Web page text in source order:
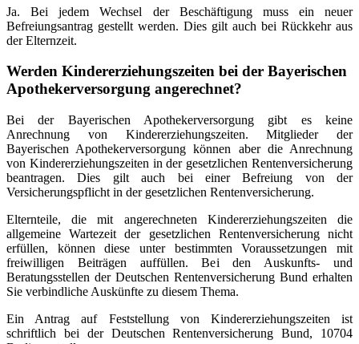
Ja. Bei jedem Wechsel der Beschäftigung muss ein neuer
Befreiungsantrag gestellt werden. Dies gilt auch bei Rückkehr aus
der Elternzeit.
Werden Kindererziehungszeiten bei der Bayerischen
Apothekerversorgung angerechnet?
Bei der Bayerischen Apothekerversorgung gibt es keine
Anrechnung von Kindererziehungszeiten. Mitglieder der
Bayerischen Apothekerversorgung können aber die Anrechnung
von Kindererziehungszeiten in der gesetzlichen Rentenversicherung
beantragen. Dies gilt auch bei einer Befreiung von der
Versicherungspflicht in der gesetzlichen Rentenversicherung.
Elternteile, die mit angerechneten Kindererziehungszeiten die
allgemeine Wartezeit der gesetzlichen Rentenversicherung nicht
erfüllen, können diese unter bestimmten Voraussetzungen mit
freiwilligen Beiträgen auffüllen. Bei den Auskunfts- und
Beratungsstellen der Deutschen Rentenversicherung Bund erhalten
Sie verbindliche Auskünfte zu diesem Thema.
Ein Antrag auf Feststellung von Kindererziehungszeiten ist
schriftlich bei der Deutschen Rentenversicherung Bund, 10704